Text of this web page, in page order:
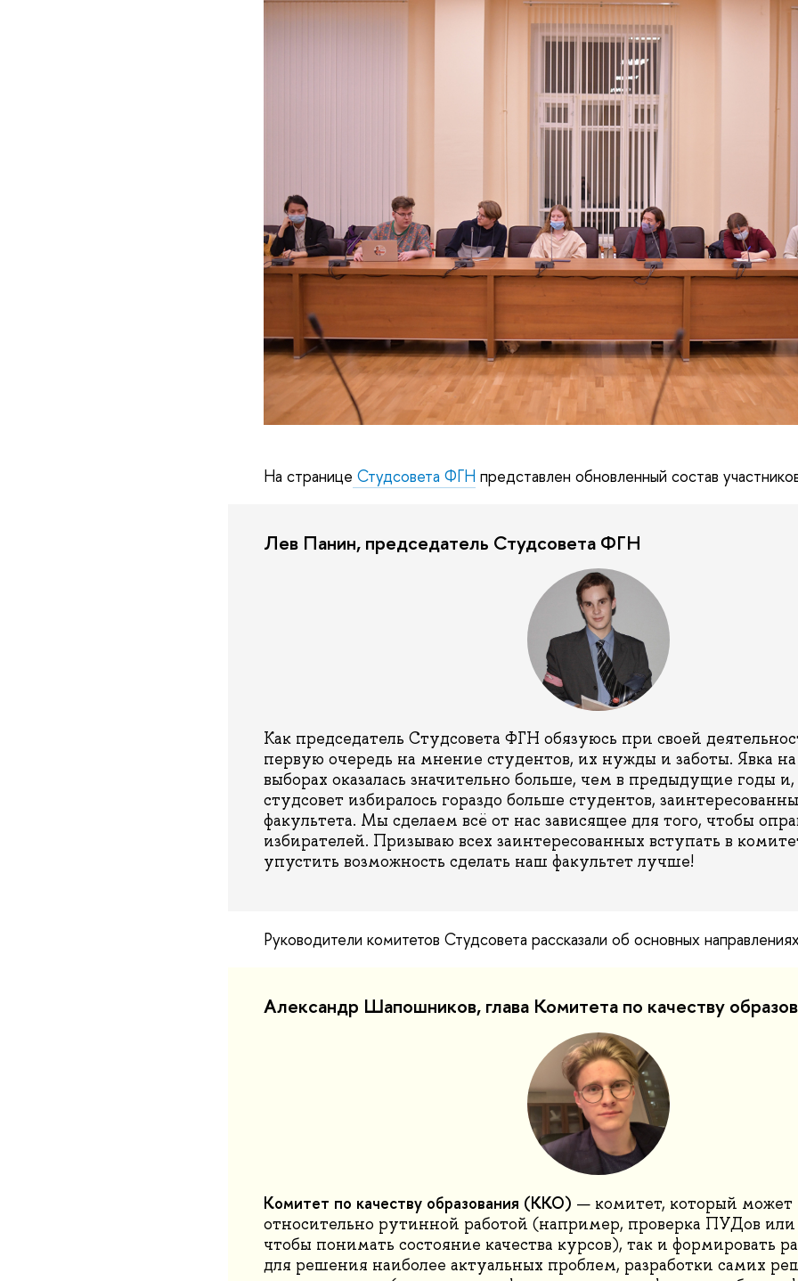
На странице Студсовета ФГН представлен обновленный состав
Лев Панин, председатель Студсовета ФГН
Как председатель Студсовета ФГН обязуюсь при своей
первую очередь на мнение студентов, их нужды и заботы. Явка
выборах оказалась значительно больше, чем в предыдущие годы
студсовет избиралось гораздо больше студентов,
факультета. Мы сделаем всё от нас зависящее для того, чтобы
избирателей. Призываю всех заинтересованных вступать в
упустить возможность сделать наш факультет лучше!
Руководители комитетов Студсовета рассказали об основных
Александр Шапошников, глава Комитета по качеству
Комитет по качеству образования (ККО) — комитет, который может
относительно рутинной работой (например, проверка ПУДов
чтобы понимать состояние качества курсов), так и формировать
для решения наиболее актуальных проблем, разработки самих